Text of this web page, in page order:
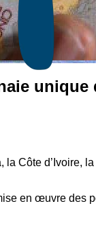
unique
Côte d’Ivoire,
en œuvre des